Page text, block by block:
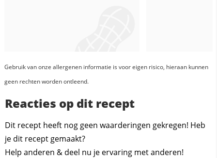
Gebruik van onze allergenen informatie is voor eigen risico, hieraan kunnen
geen rechten worden ontleend.
Reacties op dit recept
Dit recept heeft nog geen waarderingen gekregen! Heb
je dit recept gemaakt?
Help anderen & deel nu je ervaring met anderen!